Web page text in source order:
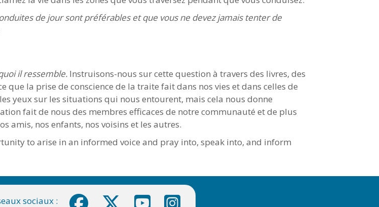
de jour sont préférables et que vous ne devez jamais tenter de
il ressemble. Instruisons-nous sur cette question à travers des livres, des
que la prise de conscience de la traite fait dans nos vies et dans celles de
yeux sur les situations qui nous entourent, mais cela nous donne
fait de nous des membres efficaces de notre communauté et de plus
amis, nos enfants, nos voisins et les autres.
to arise in an informed voice and pray into, speak into, and inform
sociaux :